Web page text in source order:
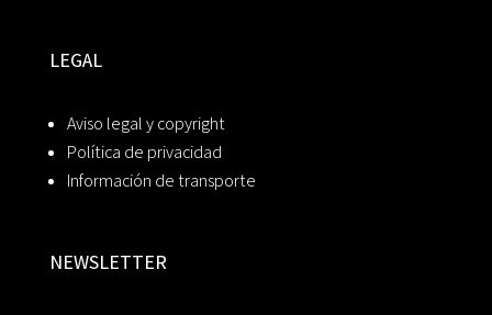
LEGAL
Aviso legal y copyright
Política de privacidad
Información de transporte
NEWSLETTER